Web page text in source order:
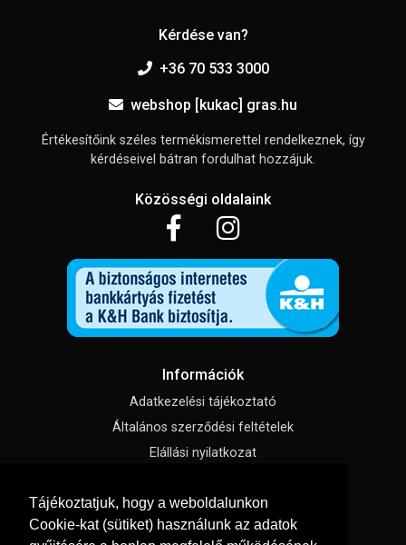
Tájékoztatjuk, hogy a weboldalunkon
Cookie-kat (sütiket) használunk az adatok
Kérdése van?
+36 70 533 3000
webshop [kukac] gras.hu
Értékesítőink széles termékismerettel rendelkeznek, így
kérdéseivel bátran fordulhat hozzájuk.
Közösségi oldalaink
Információk
Adatkezelési tájékoztató
Általános szerződési feltételek
Elállási nyilatkozat
Süti beállítások